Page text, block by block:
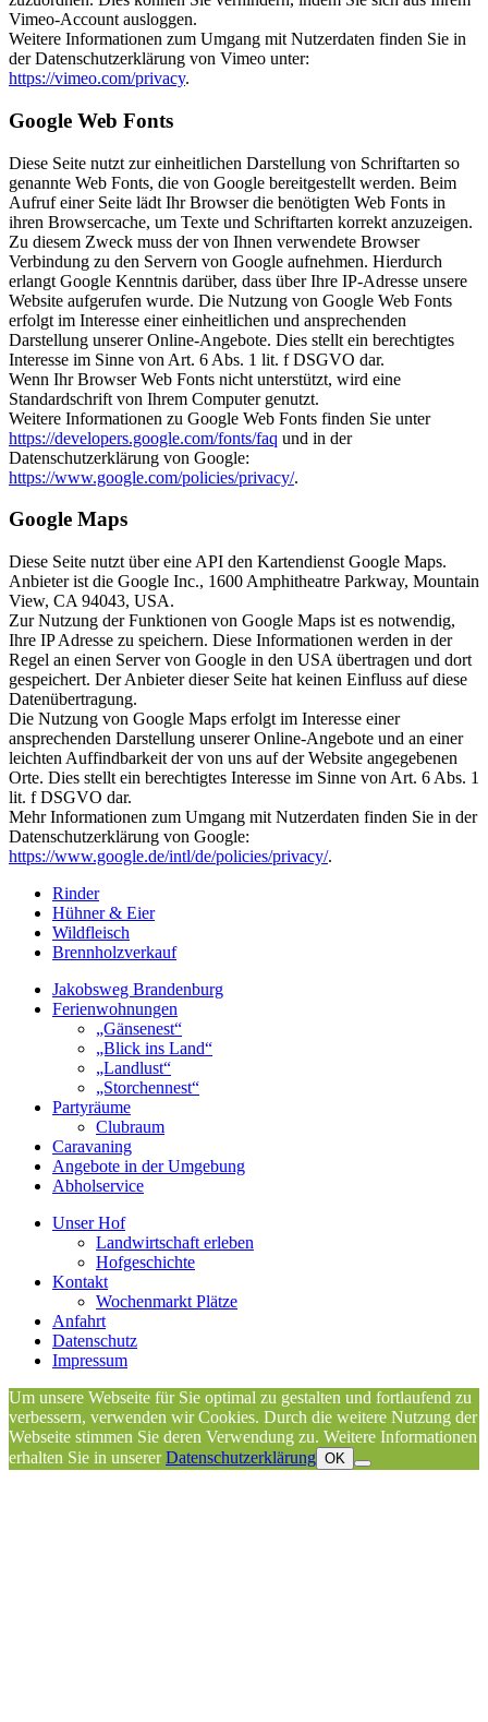
Vimeo-Account ausloggen.
Weitere Informationen zum Umgang mit Nutzerdaten finden Sie in
der Datenschutzerklärung von Vimeo unter:
https://vimeo.com/privacy.
Google Web Fonts
Diese Seite nutzt zur einheitlichen Darstellung von Schriftarten so
genannte Web Fonts, die von Google bereitgestellt werden. Beim
Aufruf einer Seite lädt Ihr Browser die benötigten Web Fonts in
ihren Browsercache, um Texte und Schriftarten korrekt anzuzeigen.
Zu diesem Zweck muss der von Ihnen verwendete Browser
Verbindung zu den Servern von Google aufnehmen. Hierdurch
erlangt Google Kenntnis darüber, dass über Ihre IP-Adresse unsere
Website aufgerufen wurde. Die Nutzung von Google Web Fonts
erfolgt im Interesse einer einheitlichen und ansprechenden
Darstellung unserer Online-Angebote. Dies stellt ein berechtigtes
Interesse im Sinne von Art. 6 Abs. 1 lit. f DSGVO dar.
Wenn Ihr Browser Web Fonts nicht unterstützt, wird eine
Standardschrift von Ihrem Computer genutzt.
Weitere Informationen zu Google Web Fonts finden Sie unter
https://developers.google.com/fonts/faq und in der
Datenschutzerklärung von Google:
https://www.google.com/policies/privacy/.
Google Maps
Diese Seite nutzt über eine API den Kartendienst Google Maps.
Anbieter ist die Google Inc., 1600 Amphitheatre Parkway, Mountain
View, CA 94043, USA.
Zur Nutzung der Funktionen von Google Maps ist es notwendig,
Ihre IP Adresse zu speichern. Diese Informationen werden in der
Regel an einen Server von Google in den USA übertragen und dort
gespeichert. Der Anbieter dieser Seite hat keinen Einfluss auf diese
Datenübertragung.
Die Nutzung von Google Maps erfolgt im Interesse einer
ansprechenden Darstellung unserer Online-Angebote und an einer
leichten Auffindbarkeit der von uns auf der Website angegebenen
Orte. Dies stellt ein berechtigtes Interesse im Sinne von Art. 6 Abs. 1
lit. f DSGVO dar.
Mehr Informationen zum Umgang mit Nutzerdaten finden Sie in der
Datenschutzerklärung von Google:
https://www.google.de/intl/de/policies/privacy/.
Rinder
Hühner & Eier
Wildfleisch
Brennholzverkauf
Jakobsweg Brandenburg
Ferienwohnungen
„Gänsenest“
„Blick ins Land“
„Landlust“
„Storchennest“
Partyräume
Clubraum
Caravaning
Angebote in der Umgebung
Abholservice
Unser Hof
Landwirtschaft erleben
Hofgeschichte
Kontakt
Wochenmarkt Plätze
Anfahrt
Datenschutz
Impressum
Um unsere Webseite für Sie optimal zu gestalten und fortlaufend zu
verbessern, verwenden wir Cookies. Durch die weitere Nutzung der
Webseite stimmen Sie deren Verwendung zu. Weitere Informationen
erhalten Sie in unsererDatenschutzerklärung OK